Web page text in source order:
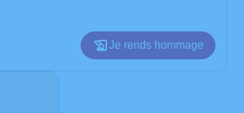
Je rends hommage